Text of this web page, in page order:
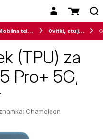
Mobilna telefonija Ovitki, etuiji, torbice in držala
(TPU) za
Pro+ 5G,
Chameleon